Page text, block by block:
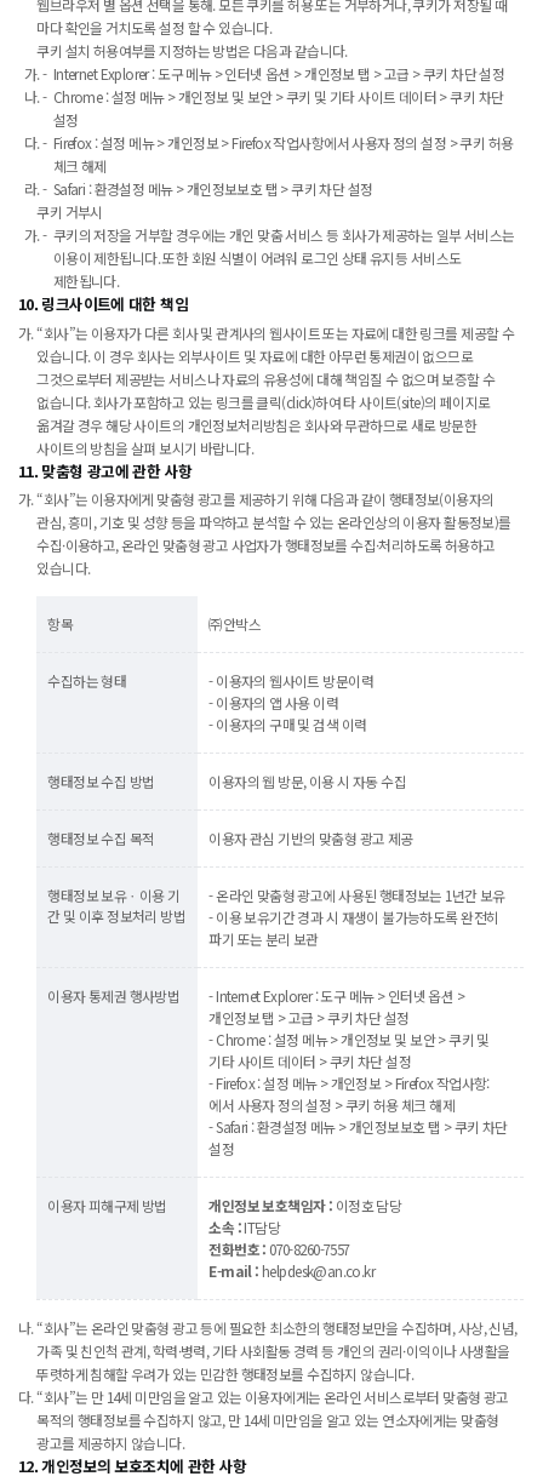
웹브라우저 별 옵션 선택을 통해. 모든 쿠키를 허용 또는 거부하거나, 쿠키가 저장될 때
마다 확인을 거치도록 설정 할 수 있습니다.
쿠키 설치 허용여부를 지정하는 방법은 다음과 같습니다.
Internet Explorer : 도구 메뉴 > 인터넷 옵션 > 개인정보 탭 > 고급 > 쿠키 차단 설정
Chrome : 설정 메뉴 > 개인정보 및 보안 > 쿠키 및 기타 사이트 데이터 > 쿠키 차단
설정
Firefox : 설정 메뉴 > 개인정보 > Firefox 작업사항에서 사용자 정의 설정 > 쿠키 허용
체크 해제
Safari : 환경설정 메뉴 > 개인정보보호 탭 > 쿠키 차단 설정
쿠키 거부시
쿠키의 저장을 거부할 경우에는 개인 맞춤 서비스 등 회사가 제공하는 일부 서비스는
이용이 제한됩니다. 또한 회원 식별이 어려워 로그인 상태 유지등 서비스도
제한됩니다.
10. 링크사이트에 대한 책임
“회사”는 이용자가 다른 회사 및 관계사의 웹사이트 또는 자료에 대한 링크를 제공할 수
있습니다. 이 경우 회사는 외부사이트 및 자료에 대한 아무런 통제권이 없으므로
그것으로부터 제공받는 서비스나 자료의 유용성에 대해 책임질 수 없으며 보증할 수
없습니다. 회사가 포함하고 있는 링크를 클릭(click)하여 타 사이트(site)의 페이지로
옮겨갈 경우 해당 사이트의 개인정보처리방침은 회사와 무관하므로 새로 방문한
사이트의 방침을 살펴 보시기 바랍니다.
11. 맞춤형 광고에 관한 사항
“회사”는 이용자에게 맞춤형 광고를 제공하기 위해 다음과 같이 행태정보(이용자의
관심, 흥미, 기호 및 성향 등을 파악하고 분석할 수 있는 온라인상의 이용자 활동정보)를
수집·이용하고, 온라인 맞춤형 광고 사업자가 행태정보를 수집·처리하도록 허용하고
있습니다.
항목 ㈜안박스
수집하는 형태
- 이용자의 웹사이트 방문이력
- 이용자의 앱 사용 이력
- 이용자의 구매 및 검색 이력
행태정보 수집 방법 이용자의 웹 방문, 이용 시 자동 수집
행태정보 수집 목적 이용자 관심 기반의 맞춤형 광고 제공
행태정보 보유ㆍ이용 기
간 및 이후 정보처리 방법
- 온라인 맞춤형 광고에 사용된 행태정보는 1년간 보유
- 이용 보유기간 경과 시 재생이 불가능하도록 완전히
파기 또는 분리 보관
이용자 통제권 행사방법
- Internet Explorer : 도구 메뉴 > 인터넷 옵션 >
개인정보 탭 > 고급 > 쿠키 차단 설정
- Chrome : 설정 메뉴 > 개인정보 및 보안 > 쿠키 및
기타 사이트 데이터 > 쿠키 차단 설정
- Firefox : 설정 메뉴 > 개인정보 > Firefox 작업사항:
에서 사용자 정의 설정 > 쿠키 허용 체크 해제
- Safari : 환경설정 메뉴 > 개인정보보호 탭 > 쿠키 차단
설정
이용자 피해구제 방법 개인정보 보호책임자 : 이정호 담당
소속 :IT담당
전화번호 : 070-8260-7557
E-mail : helpdesk@an.co.kr
“회사”는 온라인 맞춤형 광고 등에 필요한 최소한의 행태정보만을 수집하며, 사상, 신념,
가족 및 친인척 관계, 학력·병력, 기타 사회활동 경력 등 개인의 권리·이익이나 사생활을
뚜렷하게 침해할 우려가 있는 민감한 행태정보를 수집하지 않습니다.
“회사”는 만 14세 미만임을 알고 있는 이용자에게는 온라인 서비스로부터 맞춤형 광고
목적의 행태정보를 수집하지 않고, 만 14세 미만임을 알고 있는 연소자에게는 맞춤형
광고를 제공하지 않습니다.
12. 개인정보의 보호조치에 관한 사항